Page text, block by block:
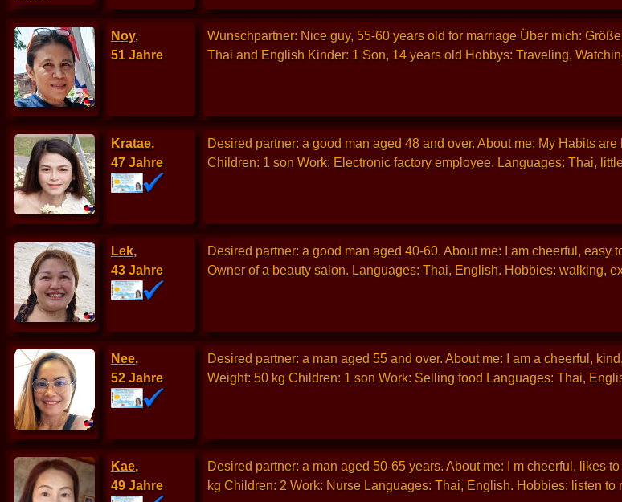
Noy,
51 Jahre
Wunschpartner: Nice guy, 55-60 years old for marriage Über mich:
Thai and English Kinder: 1 Son, 14 years old Hobbys: Traveling,
Kratae,
47 Jahre
Desired partner: a good man aged 48 and over. About me: My Habits
Children: 1 son Work: Electronic factory employee. Languages: Thai,
Lek,
43 Jahre
Desired partner: a good man aged 40-60. About me: I am cheerful,
Owner of a beauty salon. Languages: Thai, English. Hobbies: walking,
Nee,
52 Jahre
Desired partner: a man aged 55 and over. About me: I am a cheerful,
Weight: 50 kg Children: 1 son Work: Selling food Languages: Thai,
Kae,
49 Jahre
Desired partner: a man aged 50-65 years. About me: I m cheerful, likes
kg Children: 2 Work: Nurse Languages: Thai, English. Hobbies: listen to